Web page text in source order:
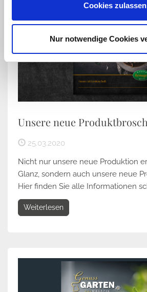
Cookies zulassen
Nur notwendige Cookies
Unsere neue
25.03.2020
Nicht nur unsere neue Produktion
Glanz, sondern auch unsere neue
Hier finden Sie alle Informationen
Weiterlesen